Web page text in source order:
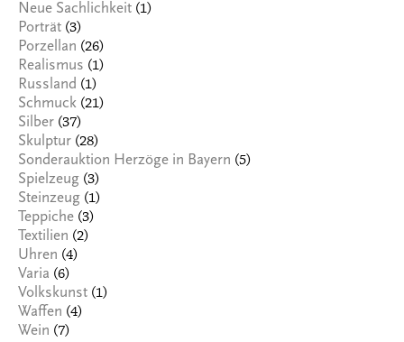
Neue Sachlichkeit (1)
Porträt (3)
Porzellan (26)
Realismus (1)
Russland (1)
Schmuck (21)
Silber (37)
Skulptur (28)
Sonderauktion Herzöge in Bayern (5)
Spielzeug (3)
Steinzeug (1)
Teppiche (3)
Textilien (2)
Uhren (4)
Varia (6)
Volkskunst (1)
Waffen (4)
Wein (7)